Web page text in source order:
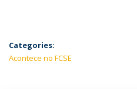
Categories:
Acontece no FCSE